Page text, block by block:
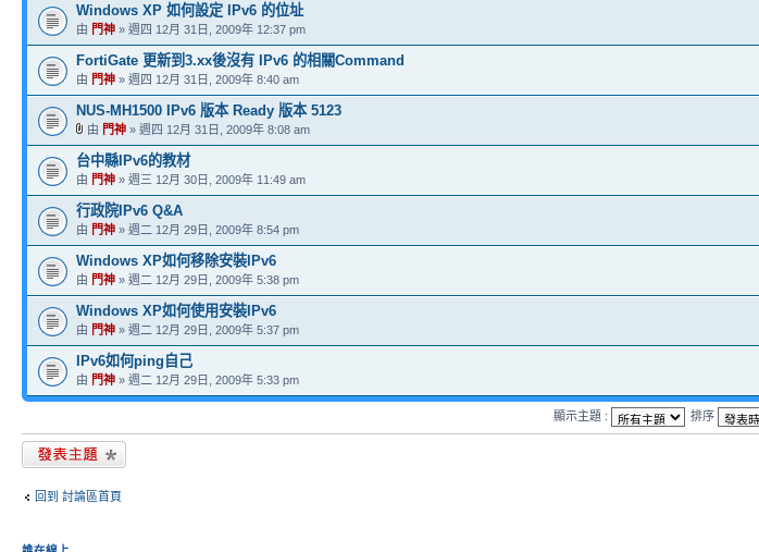
Windows XP 如何設定 IPv6 的位址
由 門神 » 週四 12月 31日, 2009年 12:37 pm
FortiGate 更新到3.xx後沒有 IPv6 的相關Command
由 門神 » 週四 12月 31日, 2009年 8:40 am
NUS-MH1500 IPv6 版本 Ready 版本 5123
由 門神 » 週四 12月 31日, 2009年 8:08 am
台中縣IPv6的教材
由 門神 » 週三 12月 30日, 2009年 11:49 am
行政院IPv6 Q&A
由 門神 » 週二 12月 29日, 2009年 8:54 pm
Windows XP如何移除安裝IPv6
由 門神 » 週二 12月 29日, 2009年 5:38 pm
Windows XP如何使用安裝IPv6
由 門神 » 週二 12月 29日, 2009年 5:37 pm
IPv6如何ping自己
由 門神 » 週二 12月 29日, 2009年 5:33 pm
顯示主題 : 排序
發表新主題
回到 討論區首頁